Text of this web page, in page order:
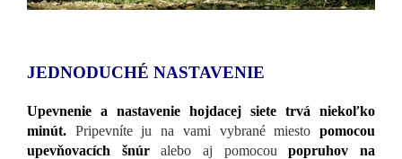
JEDNODUCHÉ NASTAVENIE
Upevnenie a nastavenie hojdacej siete trvá niekoľko
minút. Pripevníte ju na vami vybrané miesto pomocou
upevňovacích šnúralebo aj pomocou
popruhov na